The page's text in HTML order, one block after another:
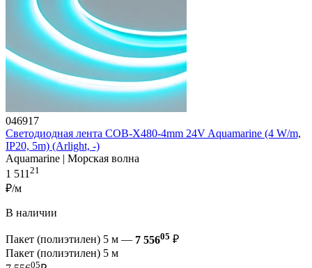
046917
Светодиодная лента COB-X480-4mm 24V Aquamarine (4 W/m,
IP20, 5m) (Arlight, -)
Aquamarine | Морская волна
1 511 21
₽/м
В наличии
Пакет (полиэтилен) 5 м — 7 55605 ₽
Пакет (полиэтилен) 5 м
05